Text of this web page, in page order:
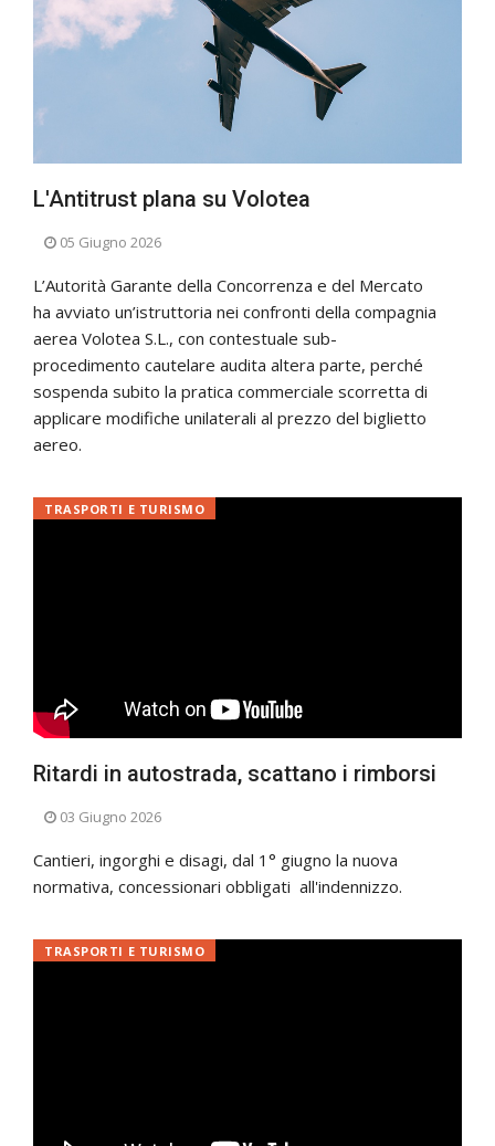
L'Antitrust plana su Volotea
05 Giugno 2026
L’Autorità Garante della Concorrenza e del Mercato
ha avviato un’istruttoria nei confronti della compagnia
aerea Volotea S.L., con contestuale sub-
procedimento cautelare audita altera parte, perché
sospenda subito la pratica commerciale scorretta di
applicare modifiche unilaterali al prezzo del biglietto
aereo.
Ritardi in autostrada, scattano i rimborsi
TRASPORTI E TURISMO
03 Giugno 2026
Cantieri, ingorghi e disagi, dal 1° giugno la nuova
normativa, concessionari obbligati all'indennizzo.
TRASPORTI E TURISMO